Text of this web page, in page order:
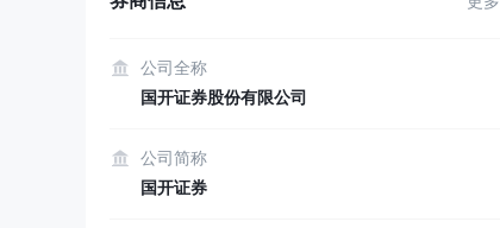
公司全称
国开证券股份有限公司
公司简称
国开证券